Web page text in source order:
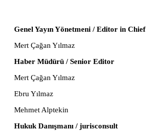
Genel Yayın Yönetmeni / Editor in Chief
Mert Çağan Yılmaz
Haber Müdürü / Senior Editor
Mert Çağan Yılmaz
Ebru Yılmaz
Mehmet Alptekin
Hukuk Danışmanı / jurisconsult